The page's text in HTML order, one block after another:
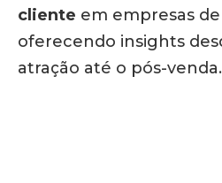
cliente em empresas
oferecendo insights
atração até o pós-